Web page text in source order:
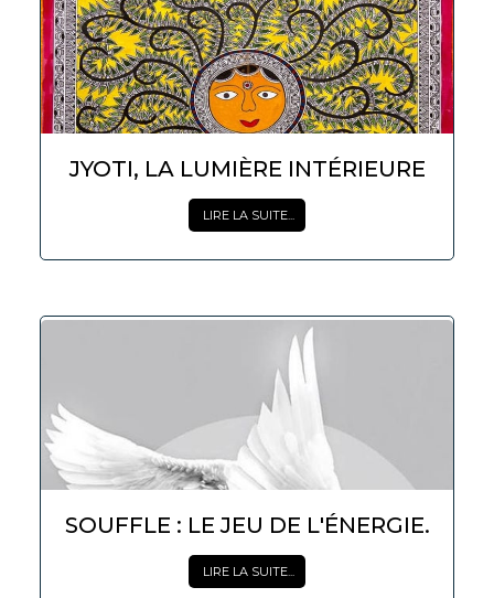
JYOTI, LA LUMIÈRE INTÉRIEURE
LIRE LA SUITE...
SOUFFLE : LE JEU DE L'ÉNERGIE.
LIRE LA SUITE...